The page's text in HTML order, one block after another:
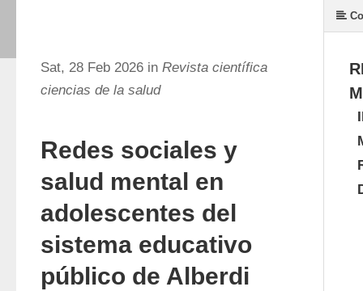
Sat, 28 Feb 2026 in Revista científica
ciencias de la salud
Redes sociales y
salud mental en
adolescentes del
sistema educativo
público de Alberdi